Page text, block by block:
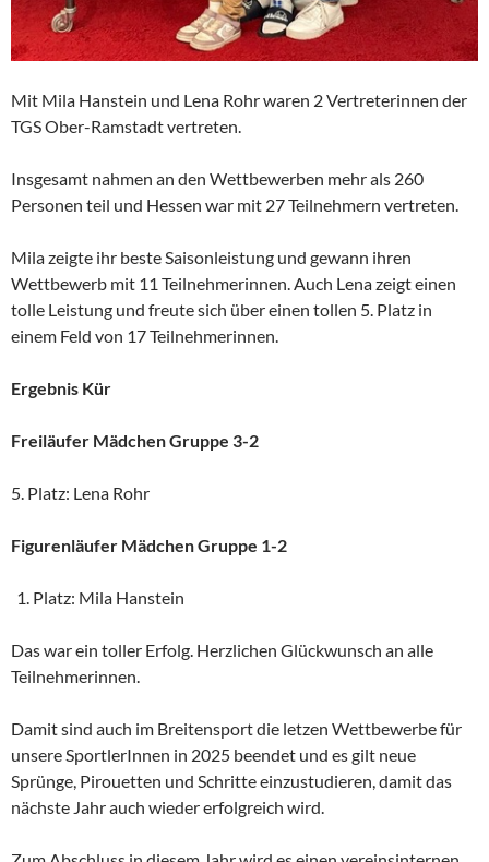
Mit Mila Hanstein und Lena Rohr waren 2 Vertreterinnen der
TGS Ober-Ramstadt vertreten.
Insgesamt nahmen an den Wettbewerben mehr als 260
Personen teil und Hessen war mit 27 Teilnehmern vertreten.
Mila zeigte ihr beste Saisonleistung und gewann ihren
Wettbewerb mit 11 Teilnehmerinnen. Auch Lena zeigt einen
tolle Leistung und freute sich über einen tollen 5. Platz in
einem Feld von 17 Teilnehmerinnen.
Ergebnis Kür
Freiläufer Mädchen Gruppe 3-2
5. Platz: Lena Rohr
Figurenläufer Mädchen Gruppe 1-2
Platz: Mila Hanstein
Das war ein toller Erfolg. Herzlichen Glückwunsch an alle
Teilnehmerinnen.
Damit sind auch im Breitensport die letzen Wettbewerbe für
unsere SportlerInnen in 2025 beendet und es gilt neue
Sprünge, Pirouetten und Schritte einzustudieren, damit das
nächste Jahr auch wieder erfolgreich wird.